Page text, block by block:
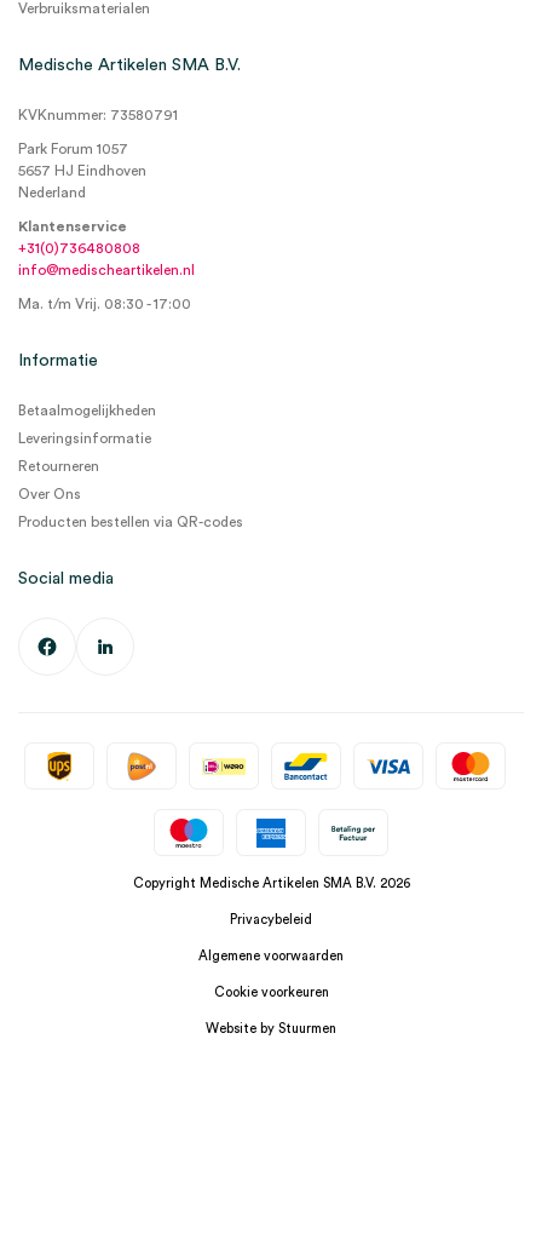
Verbruiksmaterialen
Medische Artikelen SMA B.V.
KVKnummer: 73580791
Park Forum 1057
5657 HJ Eindhoven
Nederland
Klantenservice
+31(0)736480808
info@medischeartikelen.nl
Ma. t/m Vrij. 08:30 - 17:00
Informatie
Betaalmogelijkheden
Leveringsinformatie
Retourneren
Over Ons
Producten bestellen via QR-codes
Social media
Copyright Medische Artikelen SMA B.V. 2026
Privacybeleid
Algemene voorwaarden
Cookie voorkeuren
Website by Stuurmen